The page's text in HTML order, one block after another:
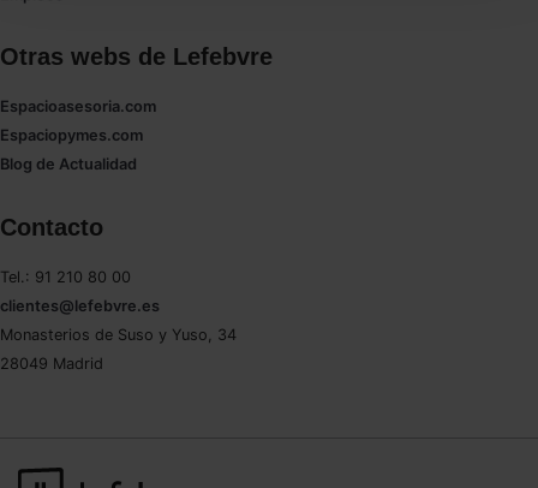
navegador. Si no seleccionas ninguna utilizaremos
Saber más acerca de las cookies
Otras webs de Lefebvre
Espacioasesoria.com
Espaciopymes.com
Blog de Actualidad
Contacto
Tel.: 91 210 80 00
clientes@lefebvre.es
Monasterios de Suso y Yuso, 34
28049 Madrid